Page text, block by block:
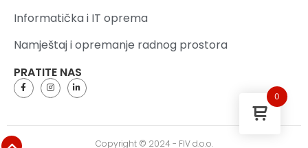
Informatička i IT oprema
Namještaj i opremanje radnog prostora
PRATITE NAS
Copyright © 2024 - FIV d.o.o.
0